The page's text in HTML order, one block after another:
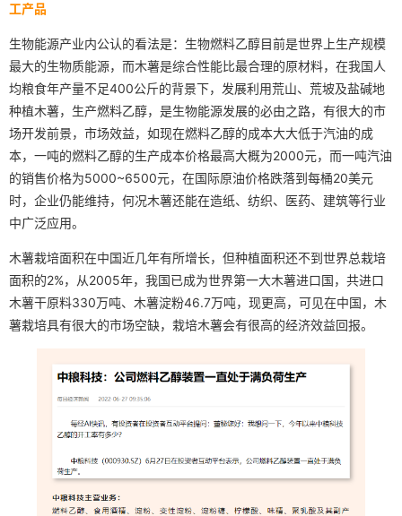
工产品
生物能源产业内公认的看法是：生物燃料乙醇目前是世界上生产规模
最大的生物质能源，而木薯是综合性能比最合理的原材料，在我国人
均粮食年产量不足400公斤的背景下，发展利用荒山、荒坡及盐碱地
种植木薯，生产燃料乙醇，是生物能源发展的必由之路，有很大的市
场开发前景，市场效益，如现在燃料乙醇的成本大大低于汽油的成
本，一吨的燃料乙醇的生产成本价格最高大概为2000元，而一吨汽油
的销售价格为5000~6500元，在国际原油价格跌落到每桶20美元
时，企业仍能维持，何况木薯还能在造纸、纺织、医药、建筑等行业
中广泛应用。
木薯栽培面积在中国近几年有所增长，但种植面积还不到世界总栽培
面积的2%，从2005年，我国已成为世界第一大木薯进口国，共进口
木薯干原料330万吨、木薯淀粉46.7万吨，现更高，可见在中国，木
薯栽培具有很大的市场空缺，栽培木薯会有很高的经济效益回报。